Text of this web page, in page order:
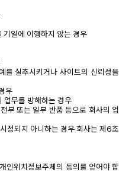
기일에 이행하지 않는 경우
를 실추시키거나 사이트의 신뢰성을
우
업무를 방해하는 경우
부 또는 일부 반품 등으로 회사의 업
정되지 아니하는 경우 회사는 제6조
인위치정보주체의 동의를 얻어야 합